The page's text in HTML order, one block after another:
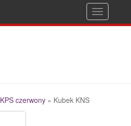
T
KPS czerwony » Kubek KNS